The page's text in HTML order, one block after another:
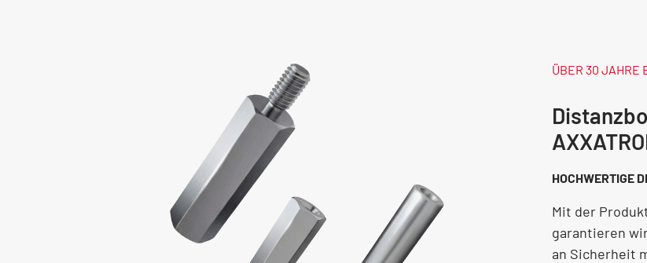
ÜBER 30 JAHRE
HOCHWERTIGE
Mit der
garantieren
an Sicherheit